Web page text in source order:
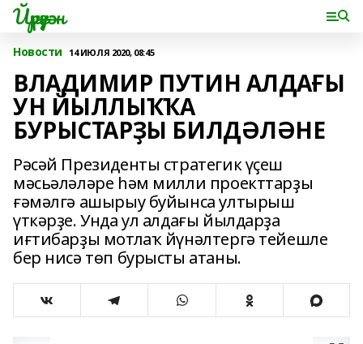
Йүрүҙән
Новости 14 ИЮЛЯ 2020, 08:45
ВЛАДИМИР ПУТИН АЛДАҒЫ
УН ЙЫЛЛЫҠҠА
БУРЫСТАРҘЫ БИЛДƏЛƏНЕ
Рəсəй Президенты стратегик үҫеш
мəсьəлəлəре һəм милли проекттарҙы
ғəмəлгə ашырыу буйынса ултырыш
үткəрҙе. Унда ул алдағы йылдарҙа
иғтибарҙы мотлаҡ йүнəлтергə тейешле
бер нисə төп бурысты атаны.